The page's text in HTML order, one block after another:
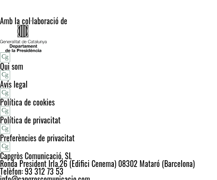
Amb la col·laboració de
Qui som
Avís legal
Política de cookies
Política de privacitat
Preferències de privacitat
Capgròs Comunicació, SL
Ronda President Irla,26 (Edifici Cenema) 08302 Mataró (Barcelona)
Telèfon: 93 312 73 53